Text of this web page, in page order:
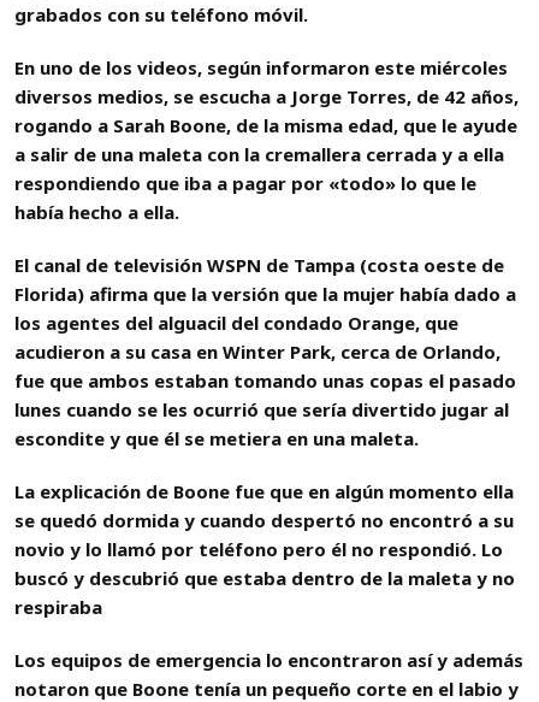
grabados con su teléfono móvil.
En uno de los videos, según informaron este miércoles
diversos medios, se escucha a Jorge Torres, de 42 años,
rogando a Sarah Boone, de la misma edad, que le ayude
a salir de una maleta con la cremallera cerrada y a ella
respondiendo que iba a pagar por «todo» lo que le
había hecho a ella.
El canal de televisión WSPN de Tampa (costa oeste de
Florida) afirma que la versión que la mujer había dado a
los agentes del alguacil del condado Orange, que
acudieron a su casa en Winter Park, cerca de Orlando,
fue que ambos estaban tomando unas copas el pasado
lunes cuando se les ocurrió que sería divertido jugar al
escondite y que él se metiera en una maleta.
La explicación de Boone fue que en algún momento ella
se quedó dormida y cuando despertó no encontró a su
novio y lo llamó por teléfono pero él no respondió. Lo
buscó y descubrió que estaba dentro de la maleta y no
respiraba
Los equipos de emergencia lo encontraron así y además
notaron que Boone tenía un pequeño corte en el labio y